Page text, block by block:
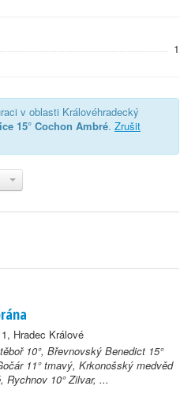
1
v oblasti Královéhradecký
15° Cochon Ambré. Zrušit
Hradec Králové
10°, Břevnovský Benedict 15°
11° tmavý, Krkonošský medvěd
Rychnov 10° Zilvar, ...